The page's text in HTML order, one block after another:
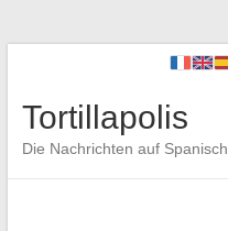
Tortillapolis
Die Nachrichten auf Spanisch